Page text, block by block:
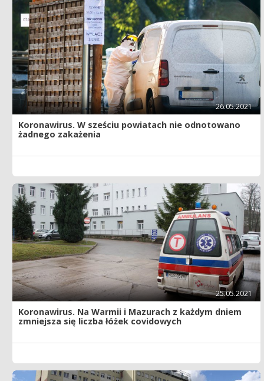
26.05.2021
Koronawirus. W sześciu powiatach nie odnotowano
żadnego zakażenia
25.05.2021
Koronawirus. Na Warmii i Mazurach z każdym dniem
zmniejsza się liczba łóżek covidowych